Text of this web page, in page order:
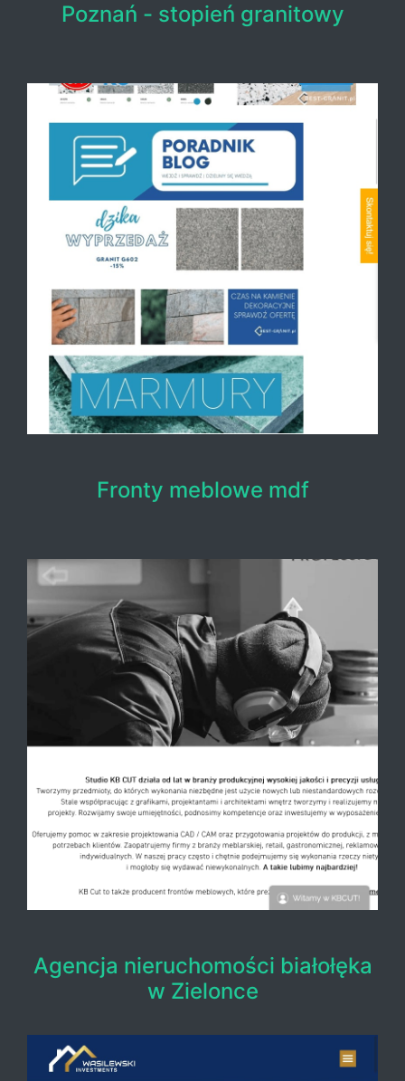
Poznań - stopień granitowy
Fronty meblowe mdf
Agencja nieruchomości białołęka
w Zielonce